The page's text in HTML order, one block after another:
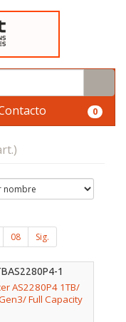
0
08 Sig.
1
AS2280P4 1TB/
Full Capacity